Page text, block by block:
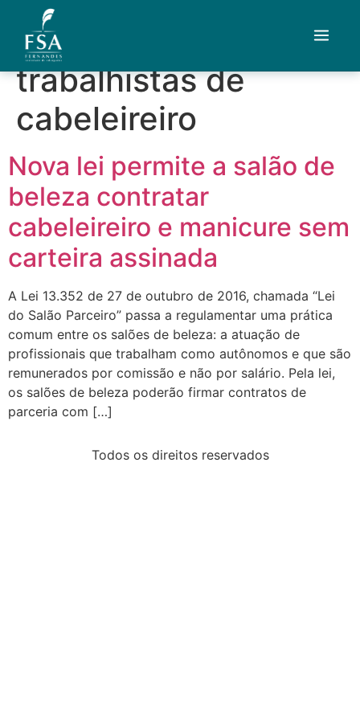
Quem Somos
Áreas de Atuação
Artigos
Credenciais
Contato
Fale com um advogado
Tag:
trabalhistas de
cabeleireiro
Nova lei permite a salão de
beleza contratar
cabeleireiro e manicure sem
carteira assinada
A Lei 13.352 de 27 de outubro de 2016, chamada “Lei
do Salão Parceiro” passa a regulamentar uma prática
comum entre os salões de beleza: a atuação de
profissionais que trabalham como autônomos e que são
remunerados por comissão e não por salário. Pela lei,
os salões de beleza poderão firmar contratos de
parceria com […]
Todos os direitos reservados